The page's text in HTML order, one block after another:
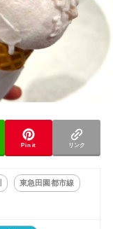
Pin it リンク
東急田園都市線